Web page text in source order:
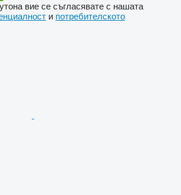
вие се съгласявате с нашата
и потребителското